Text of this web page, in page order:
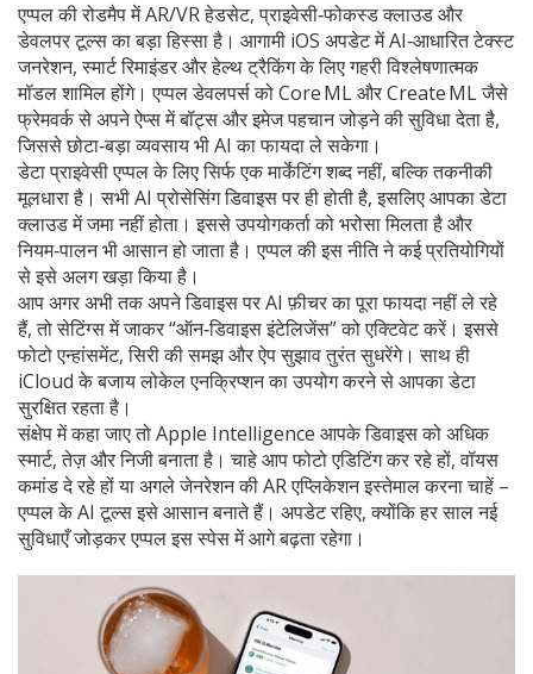
एप्पल की रोडमैप में AR/VR हेडसेट, प्राइवेसी‑फोकस्ड क्लाउड और
डेवलपर टूल्स का बड़ा हिस्सा है। आगामी iOS अपडेट में AI‑आधारित टेक्स्ट
जनरेशन, स्मार्ट रिमाइंडर और हेल्थ ट्रैकिंग के लिए गहरी विश्लेषणात्मक
मॉडल शामिल होंगे। एप्पल डेवलपर्स को Core ML और Create ML जैसे
फ्रेमवर्क से अपने ऐप्स में बॉट्स और इमेज पहचान जोड़ने की सुविधा देता है,
जिससे छोटा‑बड़ा व्यवसाय भी AI का फायदा ले सकेगा।
डेटा प्राइवेसी एप्पल के लिए सिर्फ एक मार्केटिंग शब्द नहीं, बल्कि तकनीकी
मूलधारा है। सभी AI प्रोसेसिंग डिवाइस पर ही होती है, इसलिए आपका डेटा
क्लाउड में जमा नहीं होता। इससे उपयोगकर्ता को भरोसा मिलता है और
नियम‑पालन भी आसान हो जाता है। एप्पल की इस नीति ने कई प्रतियोगियों
से इसे अलग खड़ा किया है।
आप अगर अभी तक अपने डिवाइस पर AI फ़ीचर का पूरा फायदा नहीं ले रहे
हैं, तो सेटिंग्स में जाकर “ऑन‑डिवाइस इंटेलिजेंस” को एक्टिवेट करें। इससे
फोटो एन्हांसमेंट, सिरी की समझ और ऐप सुझाव तुरंत सुधरेंगे। साथ ही
iCloud के बजाय लोकेल एनक्रिप्शन का उपयोग करने से आपका डेटा
सुरक्षित रहता है।
संक्षेप में कहा जाए तो Apple Intelligence आपके डिवाइस को अधिक
स्मार्ट, तेज़ और निजी बनाता है। चाहे आप फोटो एडिटिंग कर रहे हों, वॉयस
कमांड दे रहे हों या अगले जेनरेशन की AR एप्लिकेशन इस्तेमाल करना चाहें –
एप्पल के AI टूल्स इसे आसान बनाते हैं। अपडेट रहिए, क्योंकि हर साल नई
सुविधाएँ जोड़कर एप्पल इस स्पेस में आगे बढ़ता रहेगा।